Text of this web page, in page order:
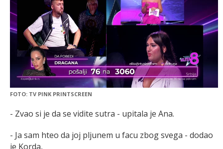
FOTO: TV PINK PRINTSCREEN
- Zvao si je da se vidite sutra - upitala je Ana.
- Ja sam hteo da joj pljunem u facu zbog svega - dodao
je Korda,